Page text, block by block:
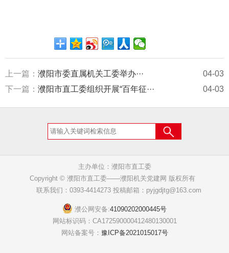
上一篇： 濮阳市委直属机关工委举办···
04-03
下一篇： 濮阳市直工委组织开展“百年征··· 04-03
主办单位：濮阳市直工委
Copyright © 濮阳市直工委——濮阳机关党建网 版权所有
联系我们：0393-4414273 投稿邮箱：pyjgdjtg@163.com
濮公网安备:41090202000445号
网站标识码：CA172590000412480130001
网站备案号： 豫ICP备2021015017号